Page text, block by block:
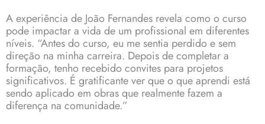
A experiência de João Fernandes revela como o curso
pode impactar a vida de um profissional em diferentes
níveis. “Antes do curso, eu me sentia perdido e sem
direção na minha carreira. Depois de completar a
formação, tenho recebido convites para projetos
significativos. É gratificante ver que o que aprendi está
sendo aplicado em obras que realmente fazem a
diferença na comunidade.”